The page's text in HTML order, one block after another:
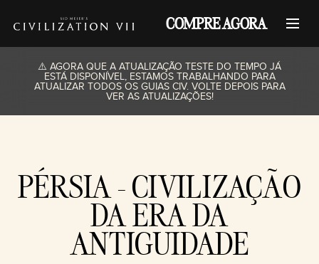
COMPRE AGORA
⚠️ AGORA QUE A ATUALIZAÇÃO TESTE DO TEMPO JÁ
ESTÁ DISPONÍVEL, ESTAMOS TRABALHANDO PARA
ATUALIZAR TODOS OS GUIAS CIV. VOLTE DEPOIS PARA
VER AS ATUALIZAÇÕES!
PÉRSIA - CIVILIZAÇÃO
DA ERA DA
ANTIGUIDADE